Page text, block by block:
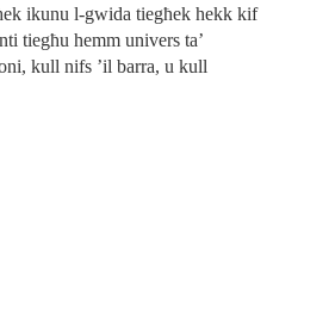
ikunu l-gwida tiegħek hekk kif
tiegħu hemm univers ta’
kull nifs ’il barra, u kull